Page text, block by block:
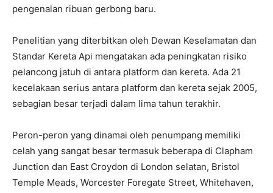
pengenalan ribuan gerbong baru.
Penelitian yang diterbitkan oleh Dewan Keselamatan dan
Standar Kereta Api mengatakan ada peningkatan risiko
pelancong jatuh di antara platform dan kereta. Ada 21
kecelakaan serius antara platform dan kereta sejak 2005,
sebagian besar terjadi dalam lima tahun terakhir.
Peron-peron yang dinamai oleh penumpang memiliki
celah yang sangat besar termasuk beberapa di Clapham
Junction dan East Croydon di London selatan, Bristol
Temple Meads, Worcester Foregate Street, Whitehaven,